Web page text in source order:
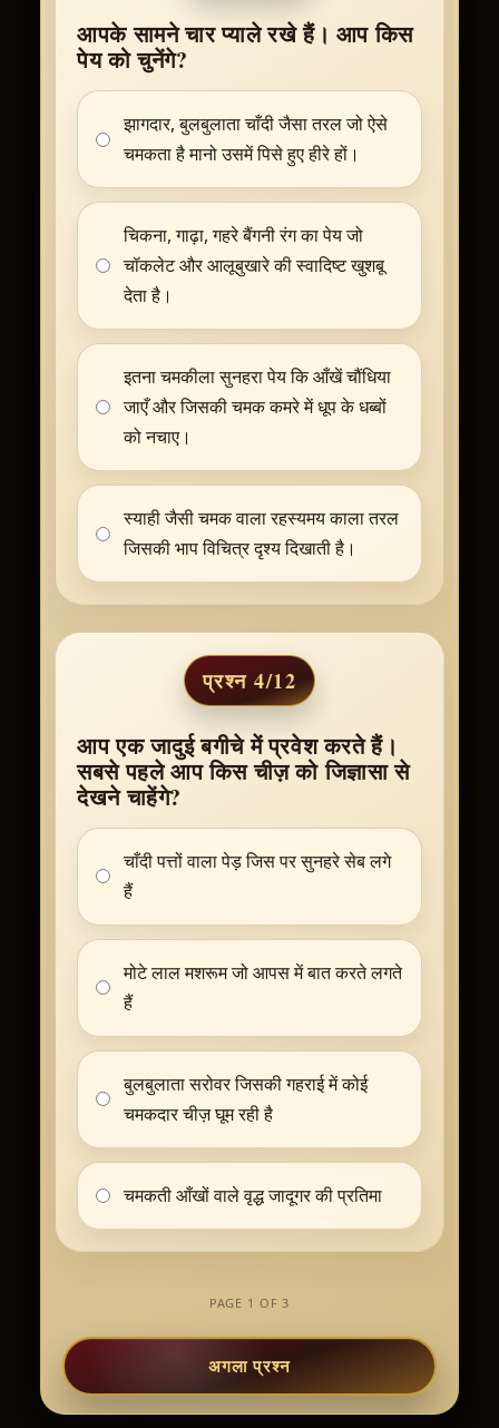
आपके सामने चार प्याले रखे हैं। आप किस
पेय को चुनेंगे?
झागदार, बुलबुलाता चाँदी जैसा तरल जो ऐसे
चमकता है मानो उसमें पिसे हुए हीरे हों।
चिकना, गाढ़ा, गहरे बैंगनी रंग का पेय जो
चॉकलेट और आलूबुखारे की स्वादिष्ट खुशबू
देता है।
इतना चमकीला सुनहरा पेय कि आँखें चौंधिया
जाएँ और जिसकी चमक कमरे में धूप के धब्बों
को नचाए।
स्याही जैसी चमक वाला रहस्यमय काला तरल
जिसकी भाप विचित्र दृश्य दिखाती है।
प्रश्न 4/12
आप एक जादुई बगीचे में प्रवेश करते हैं।
सबसे पहले आप किस चीज़ को जिज्ञासा से
देखने चाहेंगे?
चाँदी पत्तों वाला पेड़ जिस पर सुनहरे सेब लगे
हैं
मोटे लाल मशरूम जो आपस में बात करते लगते
हैं
बुलबुलाता सरोवर जिसकी गहराई में कोई
चमकदार चीज़ घूम रही है
चमकती आँखों वाले वृद्ध जादूगर की प्रतिमा
PAGE 1 OF 3
अगला प्रश्न